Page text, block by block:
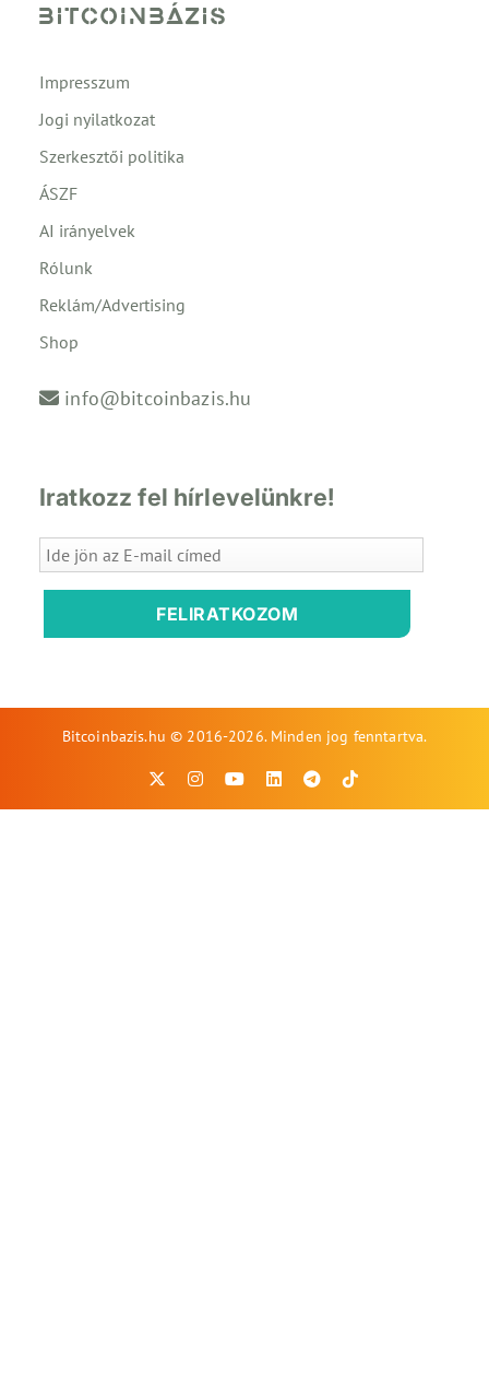
Impresszum
Jogi nyilatkozat
Szerkesztői politika
ÁSZF
AI irányelvek
Rólunk
Reklám/Advertising
Shop
info@bitcoinbazis.hu
Iratkozz fel hírlevelünkre!
FELIRATKOZOM
Bitcoinbazis.hu © 2016-2026. Minden jog fenntartva.